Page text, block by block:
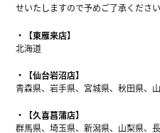
せいたしますので予めご了承ください
【東雁来店】
北海道
【仙台岩沼店】
青森県、岩手県、宮城県、秋田県、
【久喜菖蒲店】
群馬県、埼玉県、新潟県、山梨県、